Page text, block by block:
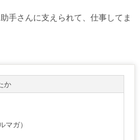
手さんに支えられて、仕事してま
か
マガ）